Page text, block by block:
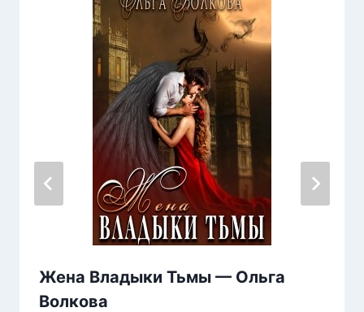
Жена Владыки Тьмы — Ольга
Волкова